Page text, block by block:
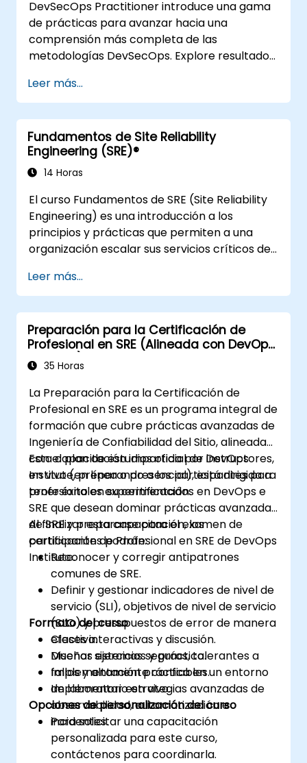
DevSecOps Practitioner introduce una gama
de prácticas para avanzar hacia una
comprensión más completa de las
metodologías DevSecOps. Explore resultados
adecuada de personas, diseñar procesos que
aceleren el valor y comparar las opciones
tecnológicas disponibles hoy en día. Este
curso está diseñado específicamente para
organizaciones que han pasado por
transformaciones recientes y buscan
materia de DevSecOps.
Leer más...
Fundamentos de Site Reliability
Engineering (SRE)®
14 Horas
El curso Fundamentos de SRE (Site Reliability
Engineering) es una introducción a los
principios y prácticas que permiten a una
organización escalar sus servicios críticos de
dimensión de confiabilidad del sitio requiere
reorientar la organización, centrarse en la
ingeniería y la automatización, y adoptar una
serie de nuevos paradigmas de trabajo.
Leer más...
Preparación para la Certificación de
Profesional en SRE (Alineada con DevOps
Institute)
35 Horas
La Preparación para la Certificación de
Profesional en SRE es un programa integral de
formación que cubre prácticas avanzadas de
Ingeniería de Confiabilidad del Sitio, alineadas
con el plan de estudios oficial de DevOps
Institute, preparando a los participantes para
tener éxito en su certificación.
Esta capacitación impartida por instructores,
en vivo (en línea o presencial), está dirigida a
profesionales experimentados en DevOps e
SRE que desean dominar prácticas avanzadas
de SRE y prepararse para el examen de
certificación de Profesional en SRE de DevOps
Institute.
Al finalizar esta capacitación, los
participantes podrán:
Reconocer y corregir antipatrones
comunes de SRE.
Definir y gestionar indicadores de nivel de
servicio (SLI), objetivos de nivel de servicio
(SLO) y presupuestos de error de manera
efectiva.
Diseñar sistemas seguros, tolerantes a
fallos y altamente confiables.
Implementar estrategias avanzadas de
observabilidad, automatización e
incidentes.
Formato del curso
Clases interactivas y discusión.
Muchos ejercicios y práctica.
Implementación práctica en un entorno
de laboratorio en vivo.
Opciones de personalización del curso
Para solicitar una capacitación
personalizada para este curso,
contáctenos para coordinarla.